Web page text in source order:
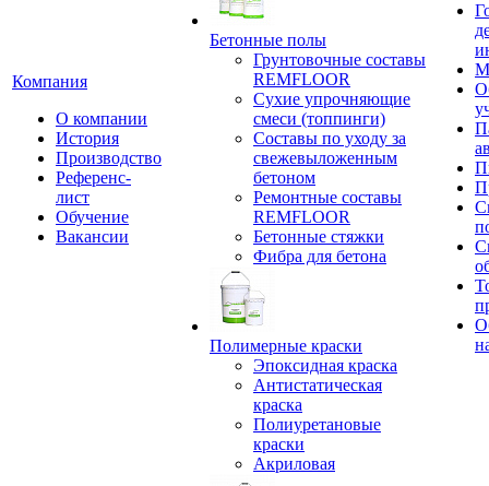
Компания
О компании
История
Производство
Референс-
лист
Обучение
Вакансии
Бетонные полы
Грунтовочные составы
REMFLOOR
Сухие упрочняющие
смеси (топпинги)
Составы по уходу за
свежевыложенным
бетоном
Ремонтные составы
REMFLOOR
Бетонные стяжки
Фибра для бетона
Полимерные краски
Эпоксидная краска
Антистатическая
краска
Полиуретановые
краски
Акриловая